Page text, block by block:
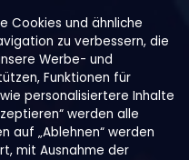
Cookies und ähnliche
zu verbessern, die
Werbe- und
Funktionen für
personalisiertere Inhalte
werden alle
auf „Ablehnen“ werden
mit Ausnahme der